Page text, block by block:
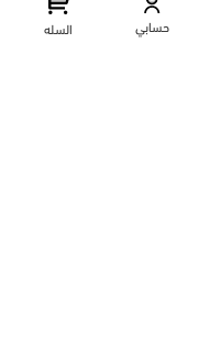
عرض علي الخريطه
حسابي السله